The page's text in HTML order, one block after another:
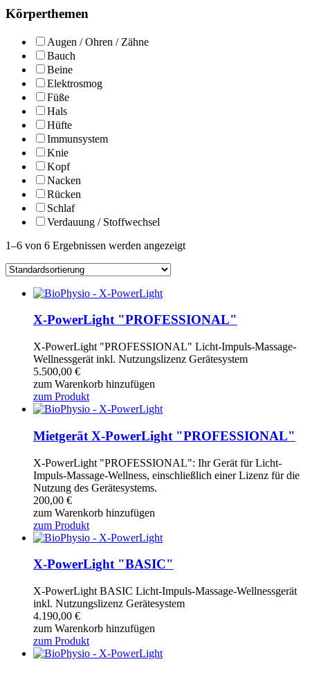
Körperthemen
Augen / Ohren / Zähne
Bauch
Beine
Elektrosmog
Füße
Hals
Hüfte
Immunsystem
Knie
Kopf
Nacken
Rücken
Schlaf
Verdauung / Stoffwechsel
1–6 von 6 Ergebnissen werden angezeigt
X-PowerLight "PROFESSIONAL"
X-PowerLight "PROFESSIONAL" Licht-Impuls-Massage-
Wellnessgerät inkl. Nutzungslizenz Gerätesystem
5.500,00 €
zum Warenkorb hinzufügen
zum Produkt
Mietgerät X-PowerLight "PROFESSIONAL"
X-PowerLight "PROFESSIONAL": Ihr Gerät für Licht-
Impuls-Massage-Wellness, einschließlich einer Lizenz für die
Nutzung des Gerätesystems.
200,00 €
zum Warenkorb hinzufügen
zum Produkt
X-PowerLight "BASIC"
X-PowerLight BASIC Licht-Impuls-Massage-Wellnessgerät
inkl. Nutzungslizenz Gerätesystem
4.190,00 €
zum Warenkorb hinzufügen
zum Produkt